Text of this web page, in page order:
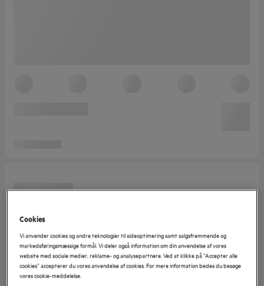
Cookies
Vi anvender cookies og andre teknologier til sideoptimering samt salgsfremmende og
markedsføringsmæssige formål. Vi deler også information om din anvendelse af vores
website med sociale medier, reklame- og analysepartnere. Ved at klikke på “Accepter alle
cookies” accepterer du vores anvendelse af cookies. For mere information bedes du besøge
vores cookie-meddelelse.